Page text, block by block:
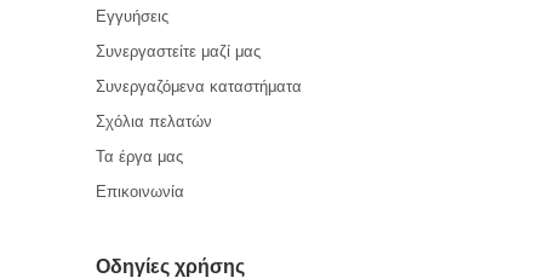
Εγγυήσεις
Συνεργαστείτε μαζί μας
Συνεργαζόμενα καταστήματα
Σχόλια πελατών
Τα έργα μας
Επικοινωνία
Οδηγίες χρήσης